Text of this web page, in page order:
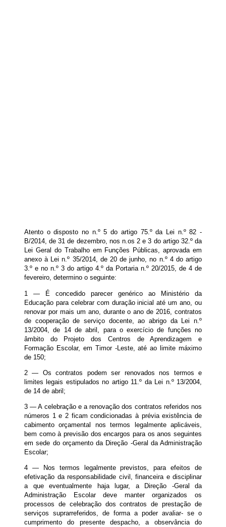
Atento o disposto no n.º 5 do artigo 75.º da Lei n.º 82 -
B/2014, de 31 de dezembro, nos n.os 2 e 3 do artigo 32.º da
Lei Geral do Trabalho em Funções Públicas, aprovada em
anexo à Lei n.º 35/2014, de 20 de junho, no n.º 4 do artigo
3.º e no n.º 3 do artigo 4.º da Portaria n.º 20/2015, de 4 de
fevereiro, determino o seguinte:
1 — É concedido parecer genérico ao Ministério da
Educação para celebrar com duração inicial até um ano, ou
renovar por mais um ano, durante o ano de 2016, contratos
de cooperação de serviço docente, ao abrigo da Lei n.º
13/2004, de 14 de abril, para o exercício de funções no
âmbito do Projeto dos Centros de Aprendizagem e
Formação Escolar, em Timor -Leste, até ao limite máximo
de 150;
2 — Os contratos podem ser renovados nos termos e
limites legais estipulados no artigo 11.º da Lei n.º 13/2004,
de 14 de abril;
3 — A celebração e a renovação dos contratos referidos nos
números 1 e 2 ficam condicionadas à prévia existência de
cabimento orçamental nos termos legalmente aplicáveis,
bem como à previsão dos encargos para os anos seguintes
em sede do orçamento da Direção -Geral da Administração
Escolar;
4 — Nos termos legalmente previstos, para efeitos de
efetivação da responsabilidade civil, financeira e disciplinar
a que eventualmente haja lugar, a Direção -Geral da
Administração Escolar deve manter organizados os
processos de celebração dos contratos de prestação de
serviços suprarreferidos, de forma a poder avaliar- se o
cumprimento do presente despacho, a observância do